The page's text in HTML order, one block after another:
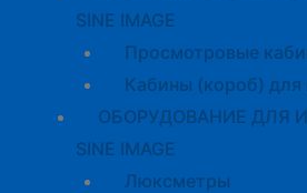
SINE IMAGE
Просмотровые
Кабины (короб) для
ОБОРУДОВАНИЕ ДЛЯ
SINE IMAGE
Люксметры